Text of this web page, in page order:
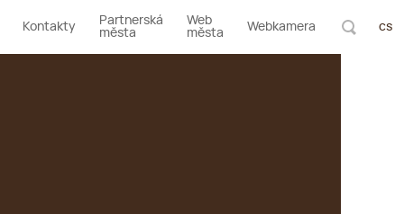
Kontakty
Partnerská
města
Web
města
Webkamera cs